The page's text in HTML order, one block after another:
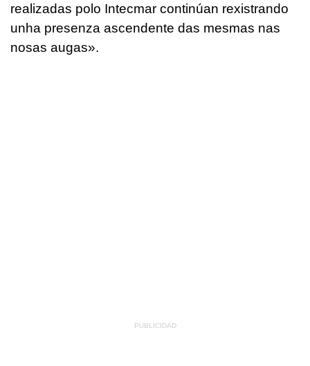
realizadas polo Intecmar continúan rexistrando
unha presenza ascendente das mesmas nas
nosas augas».